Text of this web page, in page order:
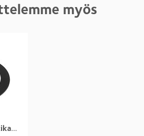
myös
Kiukaan integrointikaulus, pyöreä